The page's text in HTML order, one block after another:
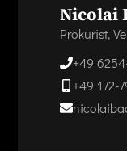
Nicolai
Prokurist,
+49
+49 172-